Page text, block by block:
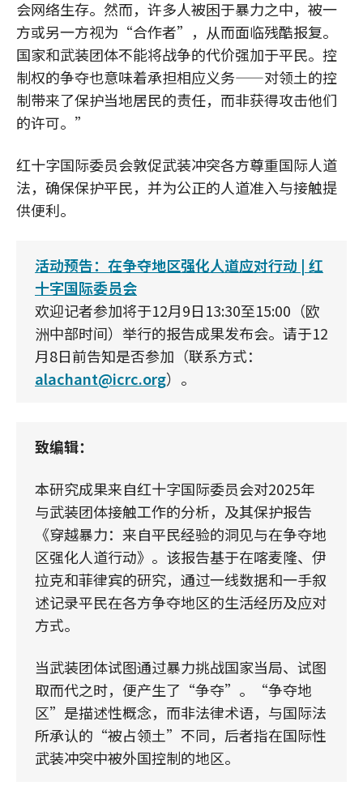
会网络生存。然而，许多人被困于暴力之中，被一
方或另一方视为“合作者”，从而面临残酷报复。
国家和武装团体不能将战争的代价强加于平民。控
制权的争夺也意味着承担相应义务——对领土的控
制带来了保护当地居民的责任，而非获得攻击他们
的许可。”
红十字国际委员会敦促武装冲突各方尊重国际人道
法，确保保护平民，并为公正的人道准入与接触提
供便利。
活动预告：在争夺地区强化人道应对行动 | 红
十字国际委员会
欢迎记者参加将于12月9日13:30至15:00（欧
洲中部时间）举行的报告成果发布会。请于12
月8日前告知是否参加（联系方式：
alachant@icrc.org）。
致编辑：
本研究成果来自红十字国际委员会对2025年
与武装团体接触工作的分析，及其保护报告
《穿越暴力：来自平民经验的洞见与在争夺地
区强化人道行动》。该报告基于在喀麦隆、伊
拉克和菲律宾的研究，通过一线数据和一手叙
述记录平民在各方争夺地区的生活经历及应对
方式。
当武装团体试图通过暴力挑战国家当局、试图
取而代之时，便产生了“争夺”。“争夺地
区”是描述性概念，而非法律术语，与国际法
所承认的“被占领土”不同，后者指在国际性
武装冲突中被外国控制的地区。